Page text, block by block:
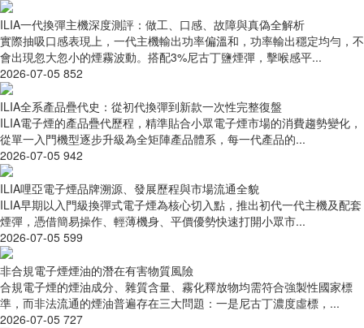
ILIA一代換彈主機深度測評：做工、口感、故障與真偽全解析
實際抽吸口感表現上，一代主機輸出功率偏溫和，功率輸出穩定均勻，不
會出現忽大忽小的煙霧波動。搭配3%尼古丁鹽煙彈，擊喉感平...
2026-07-05 852
ILIA全系產品疊代史：從初代換彈到新款一次性完整復盤
ILIA電子煙的產品疊代歷程，精準貼合小眾電子煙市場的消費趨勢變化，
從單一入門機型逐步升級為全矩陣產品體系，每一代產品的...
2026-07-05 942
ILIA哩亞電子煙品牌溯源、發展歷程與市場流通全貌
ILIA早期以入門級換彈式電子煙為核心切入點，推出初代一代主機及配套
煙彈，憑借簡易操作、輕薄機身、平價優勢快速打開小眾市...
2026-07-05 599
非合規電子煙煙油的潛在有害物質風險
合規電子煙的煙油成分、雜質含量、霧化釋放物均需符合強製性國家標
準，而非法流通的煙油普遍存在三大問題：一是尼古丁濃度虛標，...
2026-07-05 727